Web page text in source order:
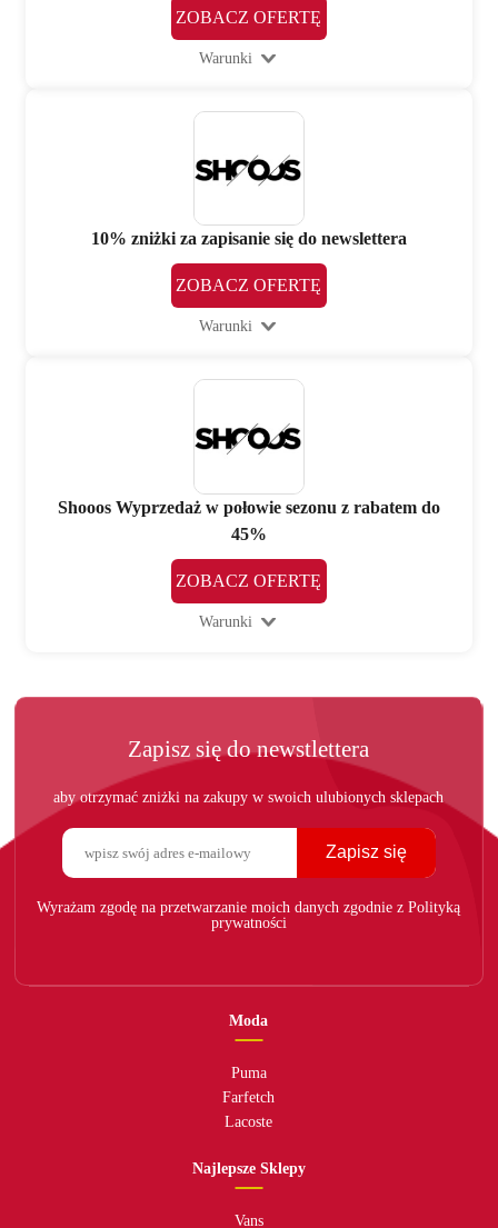
ZOBACZ OFERTĘ
Warunki
10% zniżki za zapisanie się do newslettera
ZOBACZ OFERTĘ
Warunki
Shooos Wyprzedaż w połowie sezonu z rabatem do
45%
ZOBACZ OFERTĘ
Warunki
Zapisz się do newstlettera
aby otrzymać zniżki na zakupy w swoich ulubionych sklepach
Zapisz się
Wyrażam zgodę na przetwarzanie moich danych zgodnie z Polityką
prywatności
Moda
Puma
Farfetch
Lacoste
Najlepsze Sklepy
Vans